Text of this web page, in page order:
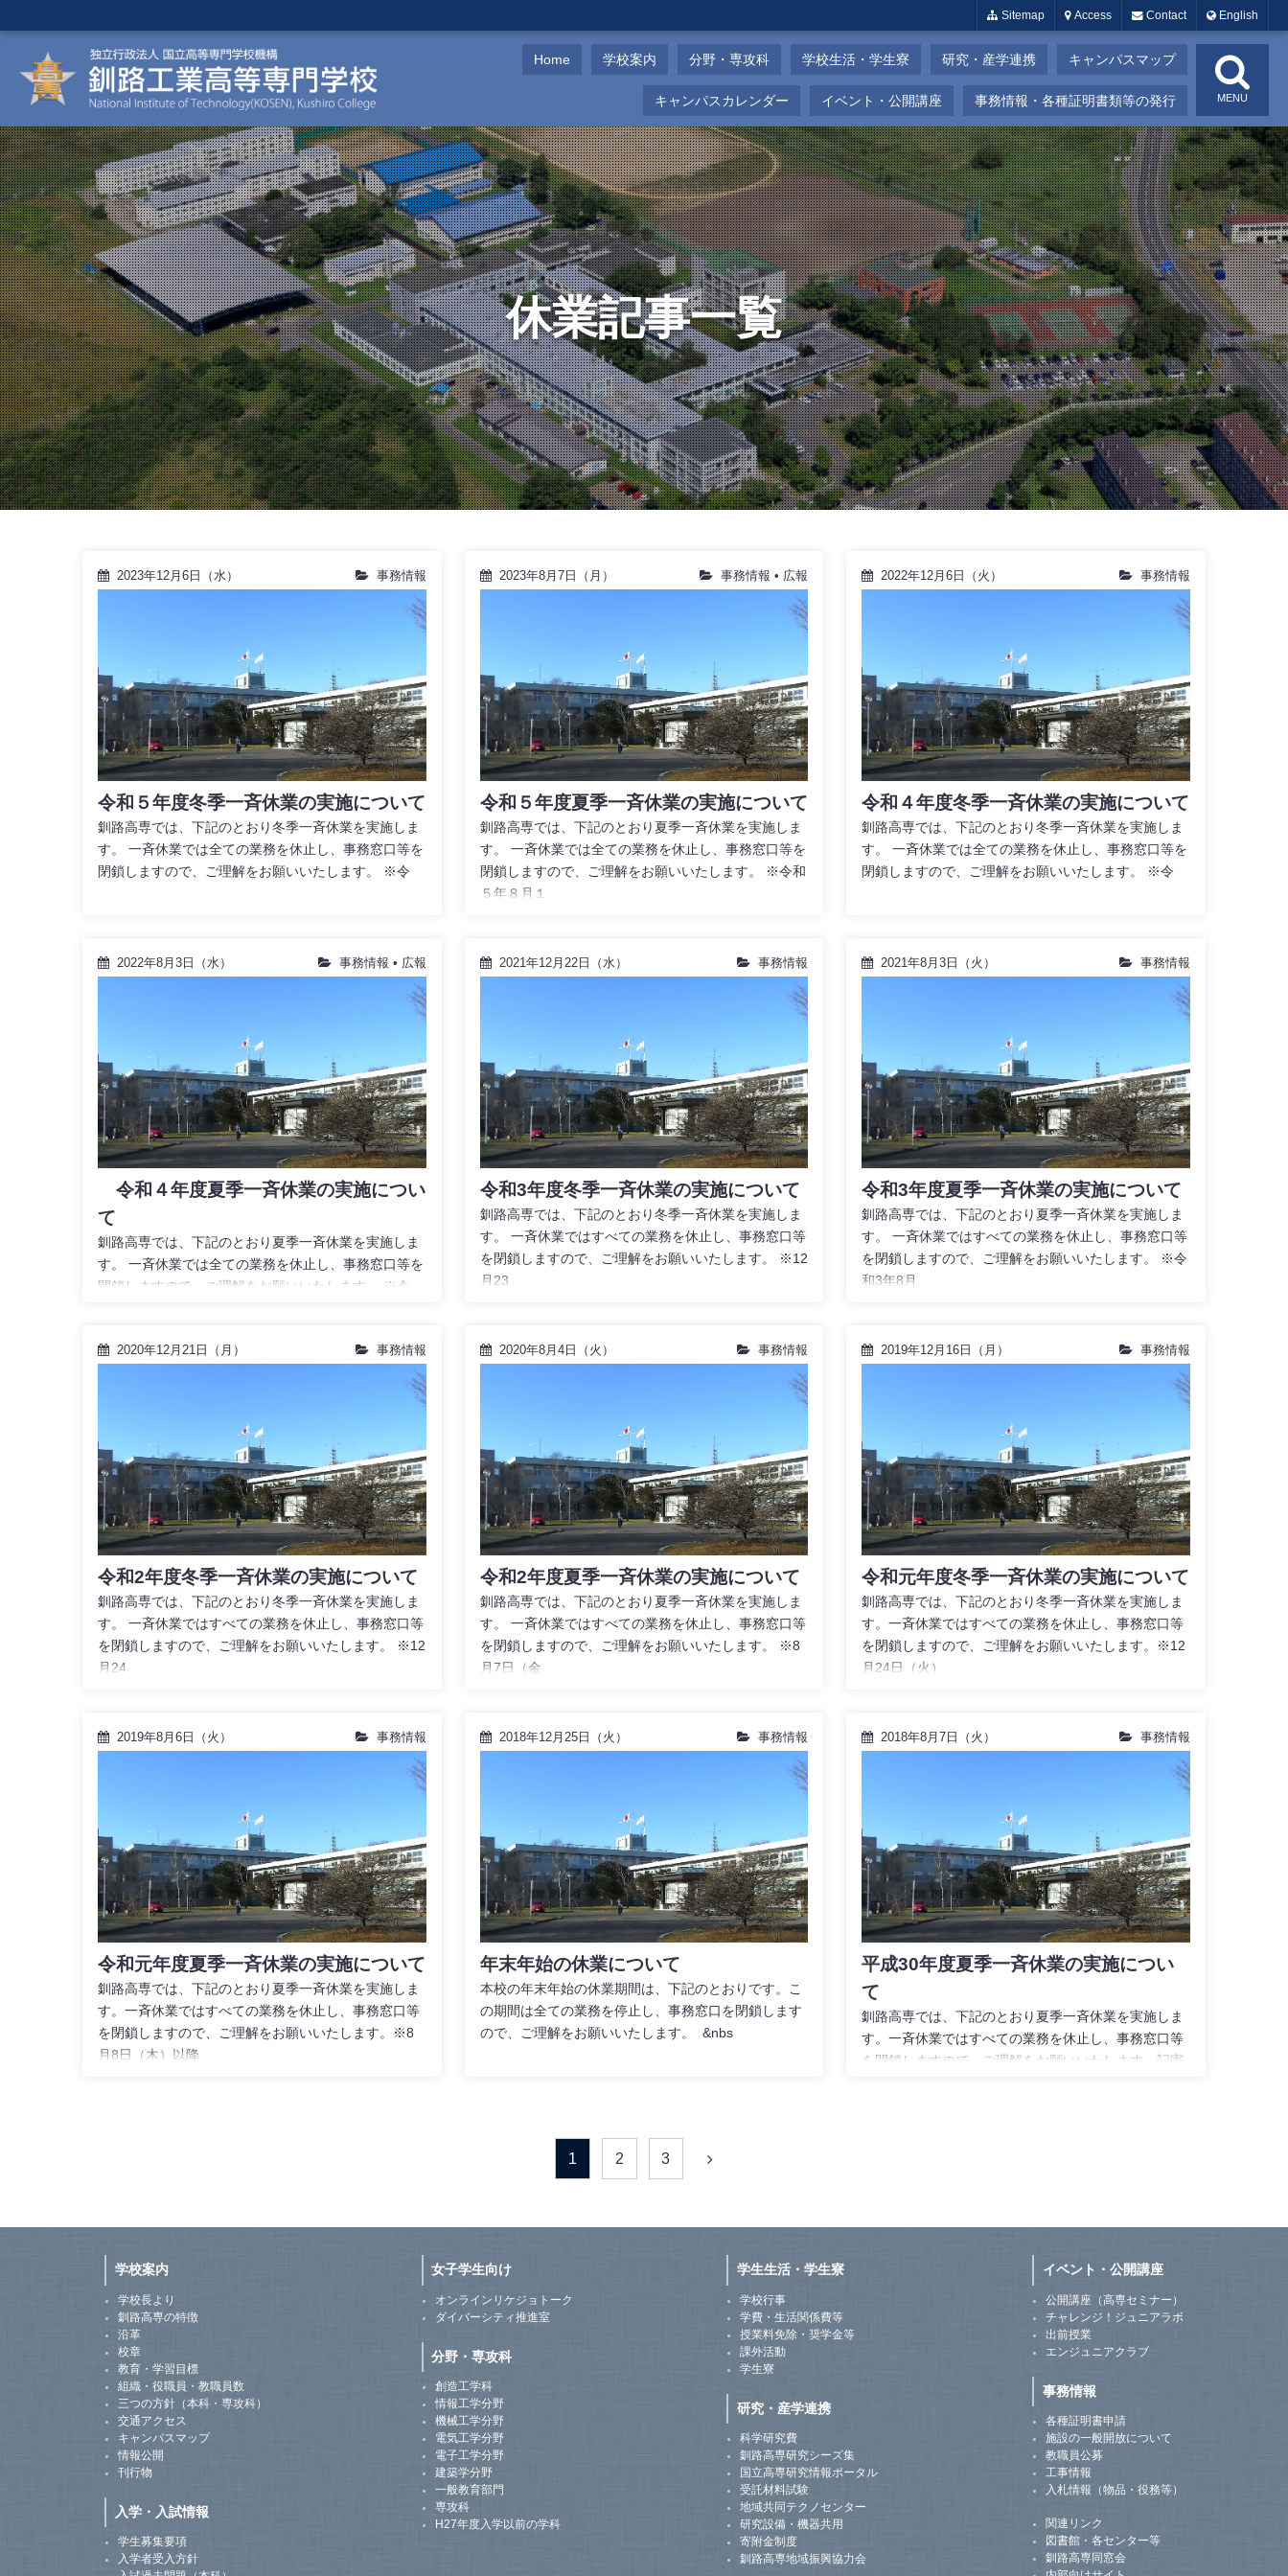
Sitemap Access Contact English
Home 学校案内 分野・専攻科 学校生活・学生寮 研究・産学連携 キャンパスマップ
キャンパスカレンダー イベント・公開講座 事務情報・各種証明書類等の発行 MENU
休業記事一覧
2023年12月6日（水） 事務情報
令和５年度冬季一斉休業の実施について
釧路高専では、下記のとおり冬季一斉休業を実施しま
す。 一斉休業では全ての業務を休止し、事務窓口等を
閉鎖しますので、ご理解をお願いいたします。 ※令
2023年8月7日（月） 事務情報 • 広報
令和５年度夏季一斉休業の実施について
釧路高専では、下記のとおり夏季一斉休業を実施しま
す。 一斉休業では全ての業務を休止し、事務窓口等を
閉鎖しますので、ご理解をお願いいたします。 ※令和
５年８月１
2022年12月6日（火） 事務情報
令和４年度冬季一斉休業の実施について
釧路高専では、下記のとおり冬季一斉休業を実施しま
す。 一斉休業では全ての業務を休止し、事務窓口等を
閉鎖しますので、ご理解をお願いいたします。 ※令
2022年8月3日（水） 事務情報 • 広報
令和４年度夏季一斉休業の実施につい
て
釧路高専では、下記のとおり夏季一斉休業を実施しま
す。 一斉休業では全ての業務を休止し、事務窓口等を
閉鎖しますので、ご理解をお願いいたします。 ※令
2021年12月22日（水） 事務情報
令和3年度冬季一斉休業の実施について
釧路高専では、下記のとおり冬季一斉休業を実施しま
す。 一斉休業ではすべての業務を休止し、事務窓口等
を閉鎖しますので、ご理解をお願いいたします。 ※12
月23
2021年8月3日（火） 事務情報
令和3年度夏季一斉休業の実施について
釧路高専では、下記のとおり夏季一斉休業を実施しま
す。 一斉休業ではすべての業務を休止し、事務窓口等
を閉鎖しますので、ご理解をお願いいたします。 ※令
和3年8月
2020年12月21日（月） 事務情報
令和2年度冬季一斉休業の実施について
釧路高専では、下記のとおり冬季一斉休業を実施しま
す。 一斉休業ではすべての業務を休止し、事務窓口等
を閉鎖しますので、ご理解をお願いいたします。 ※12
月24
2020年8月4日（火） 事務情報
令和2年度夏季一斉休業の実施について
釧路高専では、下記のとおり夏季一斉休業を実施しま
す。 一斉休業ではすべての業務を休止し、事務窓口等
を閉鎖しますので、ご理解をお願いいたします。 ※8
月7日（金
2019年12月16日（月） 事務情報
令和元年度冬季一斉休業の実施について
釧路高専では、下記のとおり冬季一斉休業を実施しま
す。一斉休業ではすべての業務を休止し、事務窓口等
を閉鎖しますので、ご理解をお願いいたします。※12
月24日（火）
2019年8月6日（火） 事務情報
令和元年度夏季一斉休業の実施について
釧路高専では、下記のとおり夏季一斉休業を実施しま
す。一斉休業ではすべての業務を休止し、事務窓口等
を閉鎖しますので、ご理解をお願いいたします。※8
月8日（木）以降
2018年12月25日（火） 事務情報
年末年始の休業について
本校の年末年始の休業期間は、下記のとおりです。こ
の期間は全ての業務を停止し、事務窓口を閉鎖します
ので、ご理解をお願いいたします。 &nbs
2018年8月7日（火） 事務情報
平成30年度夏季一斉休業の実施につい
て
釧路高専では、下記のとおり夏季一斉休業を実施しま
す。一斉休業ではすべての業務を休止し、事務窓口等
を閉鎖しますので、ご理解をお願いいたします。記実
1 2 3
学校案内
学校長より
釧路高専の特徴
沿革
校章
教育・学習目標
組織・役職員・教職員数
三つの方針（本科・専攻科）
交通アクセス
キャンパスマップ
情報公開
刊行物
入学・入試情報
学生募集要項
入学者受入方針
女子学生向け
オンラインリケジョトーク
ダイバーシティ推進室
分野・専攻科
創造工学科
情報工学分野
機械工学分野
電気工学分野
電子工学分野
建築学分野
一般教育部門
専攻科
H27年度入学以前の学科
学生生活・学生寮
学校行事
学費・生活関係費等
授業料免除・奨学金等
課外活動
学生寮
研究・産学連携
科学研究費
釧路高専研究シーズ集
国立高専研究情報ポータル
受託材料試験
地域共同テクノセンター
研究設備・機器共用
寄附金制度
釧路高専地域振興協力会
イベント・公開講座
公開講座（高専セミナー）
チャレンジ！ジュニアラボ
出前授業
エンジュニアクラブ
事務情報
各種証明書申請
施設の一般開放について
教職員公募
工事情報
入札情報（物品・役務等）
関連リンク
図書館・各センター等
釧路高専同窓会